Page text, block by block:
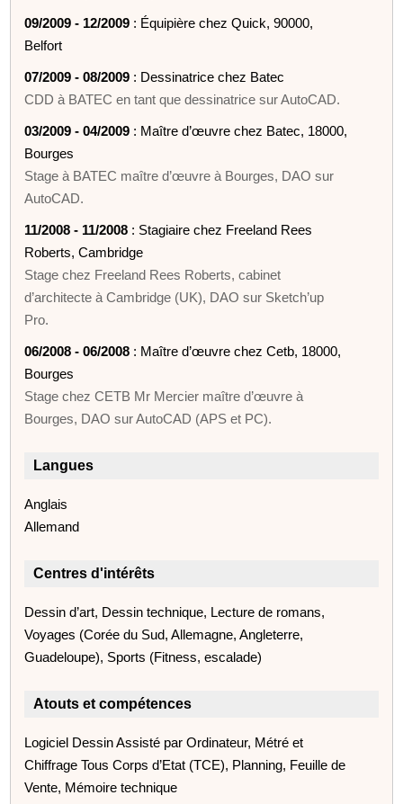
09/2009 - 12/2009 : Équipière chez Quick, 90000,
Belfort
07/2009 - 08/2009 : Dessinatrice chez Batec
CDD à BATEC en tant que dessinatrice sur AutoCAD.
03/2009 - 04/2009 : Maître d’œuvre chez Batec, 18000,
Bourges
Stage à BATEC maître d’œuvre à Bourges, DAO sur
AutoCAD.
11/2008 - 11/2008 : Stagiaire chez Freeland Rees
Roberts, Cambridge
Stage chez Freeland Rees Roberts, cabinet
d’architecte à Cambridge (UK), DAO sur Sketch’up
Pro.
06/2008 - 06/2008 : Maître d’œuvre chez Cetb, 18000,
Bourges
Stage chez CETB Mr Mercier maître d’œuvre à
Bourges, DAO sur AutoCAD (APS et PC).
Langues
Anglais
Allemand
Centres d'intérêts
Dessin d’art, Dessin technique, Lecture de romans,
Voyages (Corée du Sud, Allemagne, Angleterre,
Guadeloupe), Sports (Fitness, escalade)
Atouts et compétences
Logiciel Dessin Assisté par Ordinateur, Métré et
Chiffrage Tous Corps d’Etat (TCE), Planning, Feuille de
Vente, Mémoire technique